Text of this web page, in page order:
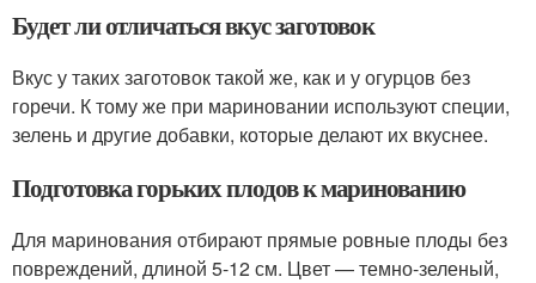
Будет ли отличаться вкус заготовок
Вкус у таких заготовок такой же, как и у огурцов без
горечи. К тому же при мариновании используют специи,
зелень и другие добавки, которые делают их вкуснее.
Подготовка горьких плодов к маринованию
Для маринования отбирают прямые ровные плоды без
повреждений, длиной 5-12 см. Цвет — темно-зеленый,